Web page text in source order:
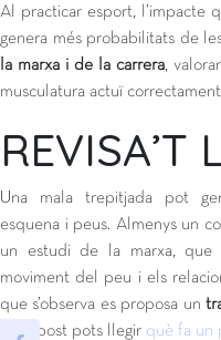
Al practicar esport, l’impacte
genera més probabilitats de
la marxa i de la carrera,
musculatura actuï
REVISA’T
Una mala trepitjada pot
esquena i peus. Almenys un
un estudi de la marxa,
moviment del peu i els
que s’observa es proposa un
altre post pots llegir què fa un